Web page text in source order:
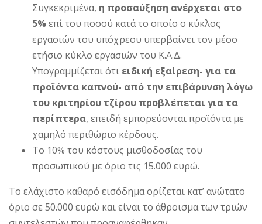
Συγκεκριμένα, η προσαύξηση ανέρχεται στο
5%επί του ποσού κατά το οποίο ο κύκλος
εργασιών του υπόχρεου υπερβαίνει τον μέσο
ετήσιο κύκλο εργασιών του Κ.Α.Δ.
Yπογραμμίζεται ότι ειδική εξαίρεση- για τα
προϊόντα καπνού- από την επιβάρυνση λόγω
του κριτηρίου τζίρου προβλέπεται για τα
περίπτερα, επειδή εμπορεύονται προϊόντα με
χαμηλό περιθώριο κέρδους.
Το 10% του κόστους μισθοδοσίας του
προσωπικού με όριο τις 15.000 ευρώ.
Το ελάχιστο καθαρό εισόδημα ορίζεται κατ’ ανώτατο
όριο σε 50.000 ευρώ και είναι το άθροισμα των τριών